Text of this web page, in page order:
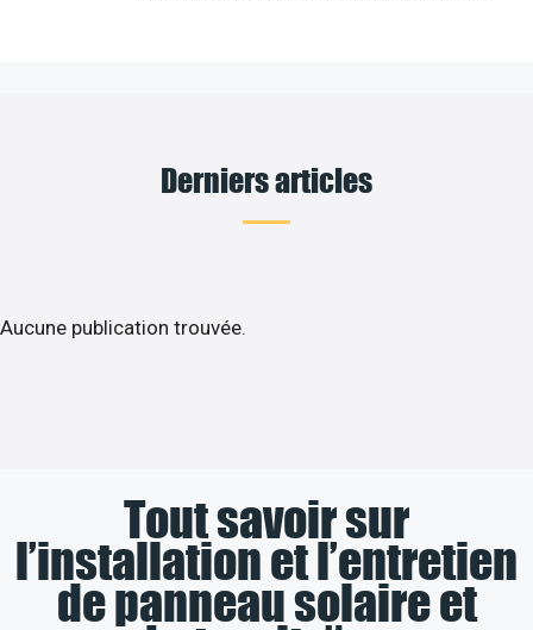
Derniers articles
Aucune publication trouvée.
Tout savoir sur
l’installation et l’entretien
de panneau solaire et